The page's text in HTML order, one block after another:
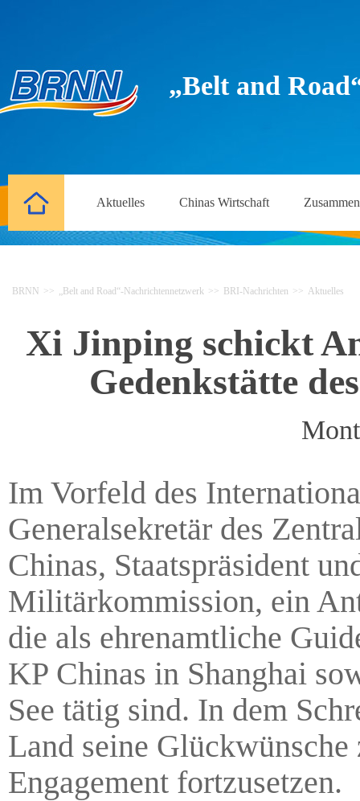
„Belt and
Aktuelles Chinas Wirtschaft
BRNN >> „Belt and Road“-Nachrichtennetzwerk >> BRI-Nachrichten >> Aktuelles
Xi Jinping schickt
Gedenkstätte
Im Vorfeld des
Generalsekretär des
Chinas, Staatspräsident
Militärkommission, ein
die als ehrenamtliche
KP Chinas in Shanghai
See tätig sind. In dem
Land seine
Engagement fortzusetzen.